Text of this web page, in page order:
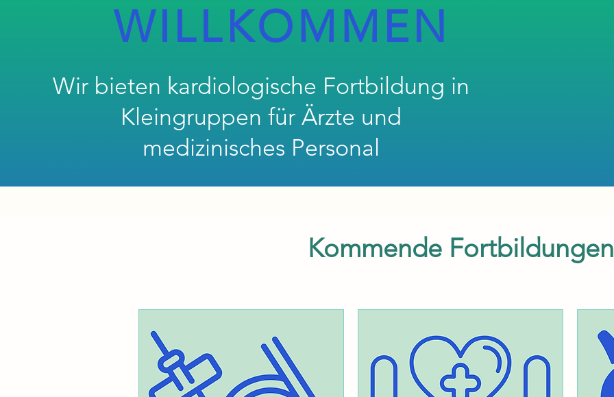
WILLKOMMEN
Wir bieten kardiologische Fortbildung in
Kleingruppen für Ärzte und
medizinisches Personal
Kommende Fortbildungen